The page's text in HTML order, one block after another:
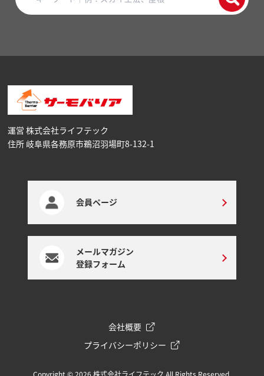
運営 株式会社ライフテック
住所 岐阜県各務原市鵜沼⽻場町8-132-1
会員ページ
メールマガジン
登録フォーム
会社概要
プライバシーポリシー
Copyright © 2026 株式会社ライフテック All Rights Reserved.